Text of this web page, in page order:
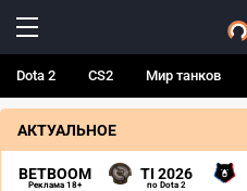
Dota 2 CS2 Мир танков
АКТУАЛЬНОЕ
BETBOOM
Реклама 18+
TI 2026
по Dota 2